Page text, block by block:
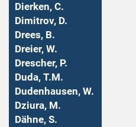
Dierken, C.
Dimitrov, D.
Drees, B.
Dreier, W.
Drescher, P.
Duda, T.M.
Dudenhausen, W.
Dziura, M.
Dähne, S.